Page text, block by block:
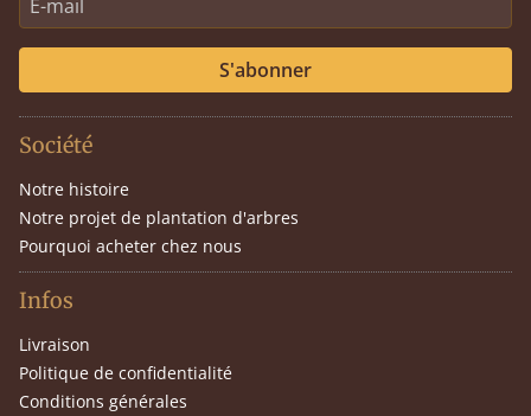
S'abonner
Société
Notre histoire
Notre projet de plantation d'arbres
Pourquoi acheter chez nous
Infos
Livraison
Politique de confidentialité
Conditions générales